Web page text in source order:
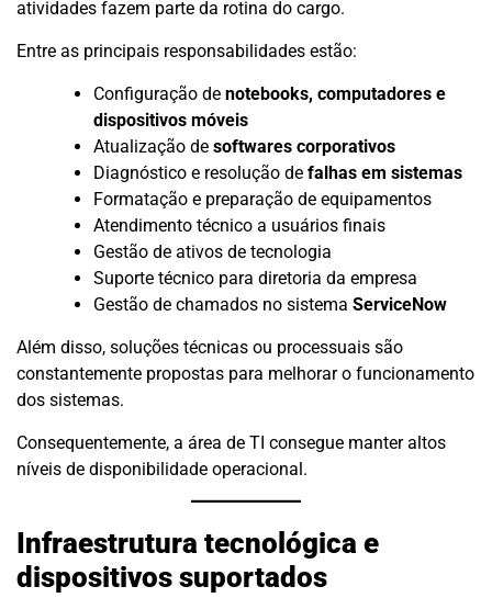
atividades fazem parte da rotina do cargo.
Entre as principais responsabilidades estão:
Configuração de notebooks, computadores e
dispositivos móveis
Atualização de softwares corporativos
Diagnóstico e resolução de falhas em sistemas
Formatação e preparação de equipamentos
Atendimento técnico a usuários finais
Gestão de ativos de tecnologia
Suporte técnico para diretoria da empresa
Gestão de chamados no sistema ServiceNow
Além disso, soluções técnicas ou processuais são
constantemente propostas para melhorar o funcionamento
dos sistemas.
Consequentemente, a área de TI consegue manter altos
níveis de disponibilidade operacional.
Infraestrutura tecnológica e
dispositivos suportados